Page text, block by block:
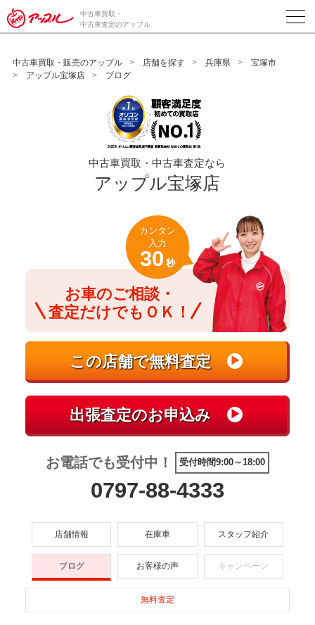
/*ABテスト_新規査定フォームの為のCVボタン*/
中古車買取・
中古車査定のアップル
中古車買取・販売のアップル 店舗を探す 兵庫県
宝塚市
アップル宝塚店
ブログ
中古車買取・中古車査定なら
アップル宝塚店
お車のご相談・
査定だけでもＯＫ！
カンタン
入力
30 秒
お電話でも受付中！ 受付時間9:00～18:00
0797-88-4333
店舗情報 在庫車 スタッフ紹介
ブログ お客様の声 キャンペーン
無料査定